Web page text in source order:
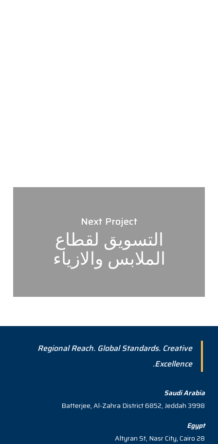
Next Project
التسويق لقطاع
الملابس والازياء
Regional Reach. Global Standards. Creative
Excellence.
Saudi Arabia
3998 Batterjee, Al-Zahra District 6852, Jeddah
Egypt
28 Altyran St, Nasr City, Cairo